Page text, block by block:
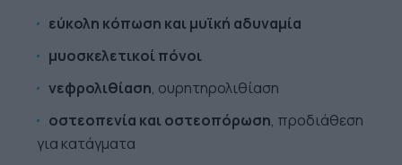
εύκολη κόπωση και μυϊκή αδυναμία
μυοσκελετικοί πόνοι
νεφρολιθίαση, ουρητηρολιθίαση
οστεοπενία και οστεοπόρωση, προδιάθεση
για κατάγματα